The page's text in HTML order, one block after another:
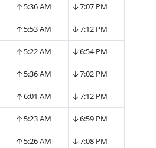
↑5:36 AM ↓7:07 PM
↑5:53 AM ↓7:12 PM
↑5:22 AM ↓6:54 PM
↑5:36 AM ↓7:02 PM
↑6:01 AM ↓7:12 PM
↑5:23 AM ↓6:59 PM
↑5:26 AM ↓7:08 PM